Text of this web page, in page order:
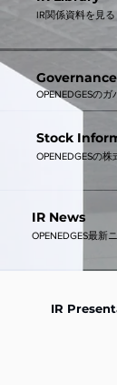
IR関係資料を見る
Governance
OPENEDGESの
Stock
OPENEDGESの
IR News
OPENEDGES最新
IR